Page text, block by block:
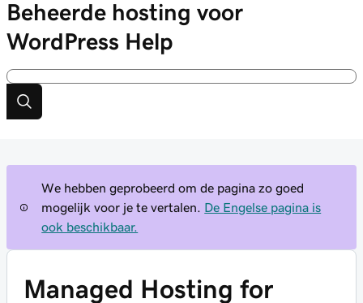
Beheerde hosting voor
WordPress Help
We hebben geprobeerd om de pagina zo goed
mogelijk voor je te vertalen.
De Engelse pagina is
ook beschikbaar.
Managed Hosting for